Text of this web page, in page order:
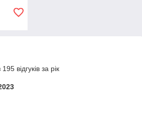
відгуків за рік